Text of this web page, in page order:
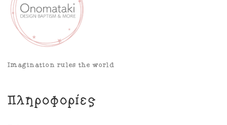
Imagination rules the world
Πληροφορίες